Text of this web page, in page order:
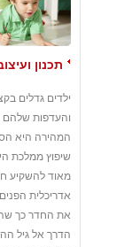
תכנון
ילדים גדלים
והעדפות
המהירה היא
שיפוץ ממלכת
מאוד להשקיע
אדריכלית
את החדר כך
הדרך אל גיל